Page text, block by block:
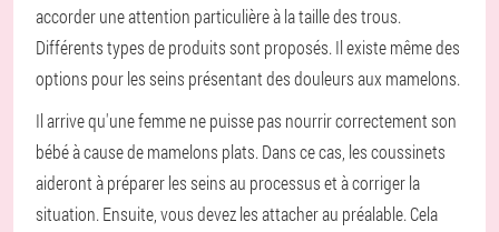
accorder une attention particulière à la taille des trous.
Différents types de produits sont proposés. Il existe même des
options pour les seins présentant des douleurs aux mamelons.
Il arrive qu'une femme ne puisse pas nourrir correctement son
bébé à cause de mamelons plats. Dans ce cas, les coussinets
aideront à préparer les seins au processus et à corriger la
situation. Ensuite, vous devez les attacher au préalable. Cela